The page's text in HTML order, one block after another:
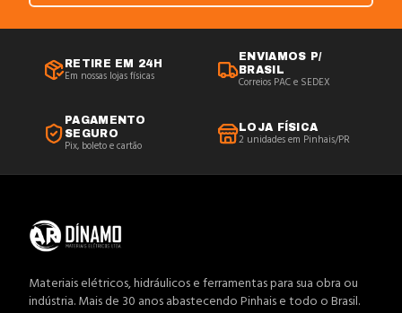
RETIRE EM 24H
Em nossas lojas físicas
ENVIAMOS P/
BRASIL
Correios PAC e SEDEX
PAGAMENTO
SEGURO
Pix, boleto e cartão
LOJA FÍSICA
2 unidades em Pinhais/PR
Materiais elétricos, hidráulicos e ferramentas para sua obra ou
indústria. Mais de 30 anos abastecendo Pinhais e todo o Brasil.